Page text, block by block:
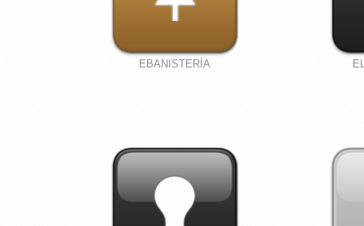
EBANISTERÍA